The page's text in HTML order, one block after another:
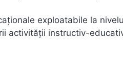
exploatabile la
activităţii instructiv-